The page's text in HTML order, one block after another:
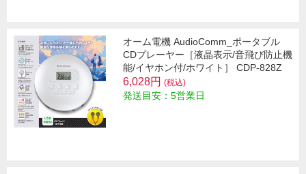
オーム電機 AudioComm_ポータブル
CDプレーヤー［液晶表示/音飛び防止機
能/イヤホン付/ホワイト］ CDP-828Z
6,028円 (税込)
発送目安：5営業日